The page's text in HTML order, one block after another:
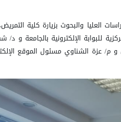
العليا والبحوث بزيارة كلية التمريض
للبوابة الإلكترونية بالجامعة و
وم/ عزة الشناوي مسئول الموقع